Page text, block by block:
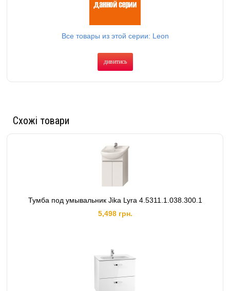
Все товары из этой серии: Leon
дивитись
Схожі товари
Тумба под умывальник Jika Lyra 4.5311.1.038.300.1
5,498 грн.